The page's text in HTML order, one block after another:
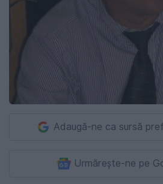
Adaugă-ne ca sursă
Urmărește-ne pe